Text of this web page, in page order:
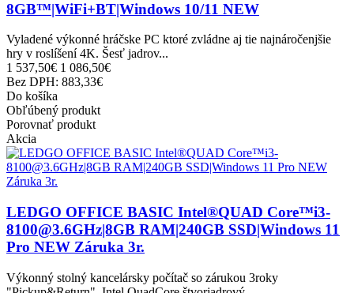
8GB™|WiFi+BT|Windows 10/11 NEW
Vyladené výkonné hráčske PC ktoré zvládne aj tie najnáročenjšie
hry v roslíšení 4K. Šesť jadrov...
1 537,50€ 1 086,50€
Bez DPH: 883,33€
Do košíka
Obľúbený produkt
Porovnať produkt
Akcia
LEDGO OFFICE BASIC Intel®QUAD Core™i3-
8100@3.6GHz|8GB RAM|240GB SSD|Windows 11
Pro NEW Záruka 3r.
Výkonný stolný kancelársky počítač so zárukou 3roky